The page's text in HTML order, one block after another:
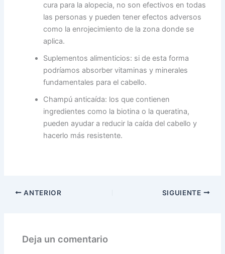
cura para la alopecia, no son efectivos en todas
las personas y pueden tener efectos adversos
como la enrojecimiento de la zona donde se
aplica.
Suplementos alimenticios: si de esta forma
podríamos absorber vitaminas y minerales
fundamentales para el cabello.
Champú anticaída: los que contienen
ingredientes como la biotina o la queratina,
pueden ayudar a reducir la caída del cabello y
hacerlo más resistente.
ANTERIOR SIGUIENTE
Deja un comentario